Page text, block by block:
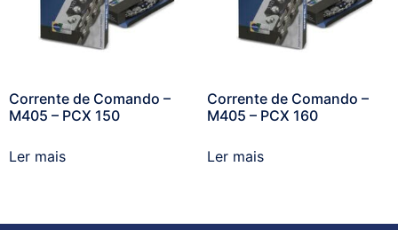
Corrente de Comando –
M405 – PCX 150
Ler mais
Corrente de Comando –
M405 – PCX 160
Ler mais